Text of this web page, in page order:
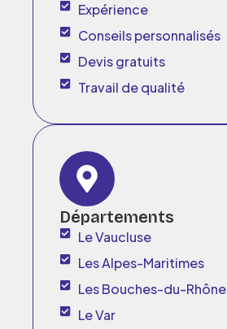
Expérience
Conseils personnalisés
Devis gratuits
Travail de qualité
Départements
Le Vaucluse
Les Alpes-Maritimes
Les Bouches-du-Rhône
Le Var